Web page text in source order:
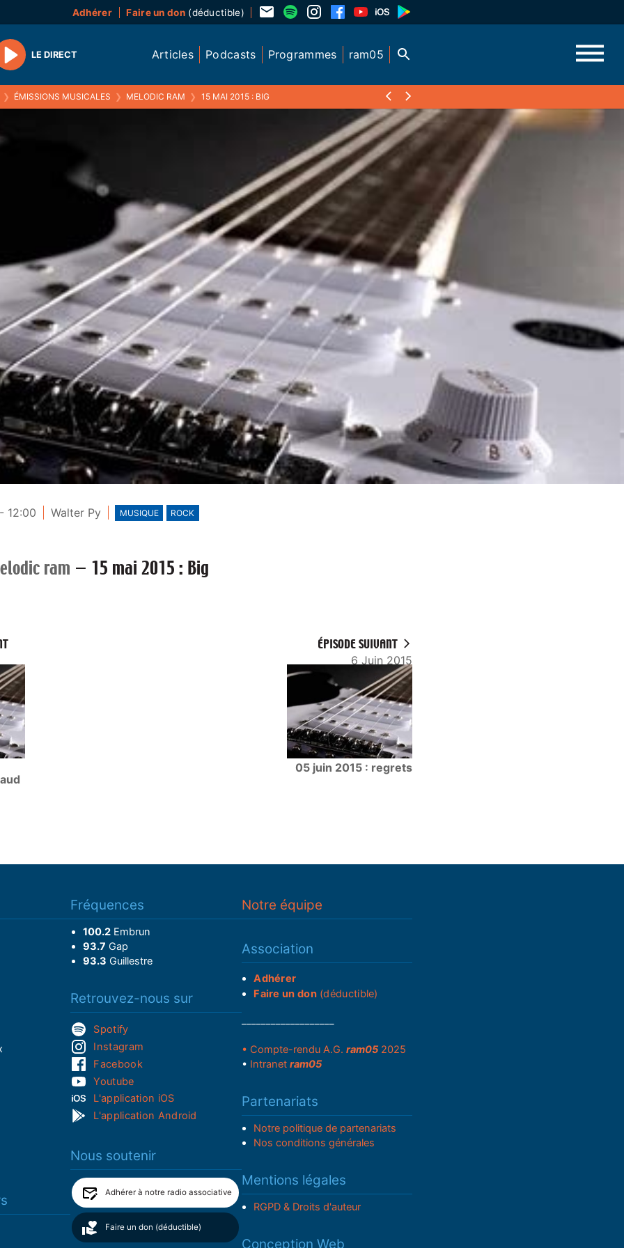
Adhérer Faire un don(déductible)
Play
LE DIRECT Articles Podcasts Programmes ram05
❯ ÉMISSIONS MUSICALES ❯ MELODIC RAM ❯ 15 MAI 2015 : BIG
12:00 Walter Py MUSIQUE ROCK
ram — 15 mai 2015 : Big
ÉPISODE SUIVANT
6 Juin 2015
05 juin 2015 : regrets
Fréquences
100.2Embrun
93.7 Gap
93.3 Guillestre
Retrouvez-nous sur
Spotify
Instagram
Facebook
Youtube
L'application iOS
L'application Android
Nous soutenir
Adhérer à notre radio associative
Faire un don (déductible)
Notre équipe
Association
Adhérer
Faire un don(déductible)
• Compte-rendu A.G. ram052025
• Intranet ram05
Partenariats
Notre politique de partenariats
Nos conditions générales
Mentions légales
RGPD & Droits d'auteur
Conception Web